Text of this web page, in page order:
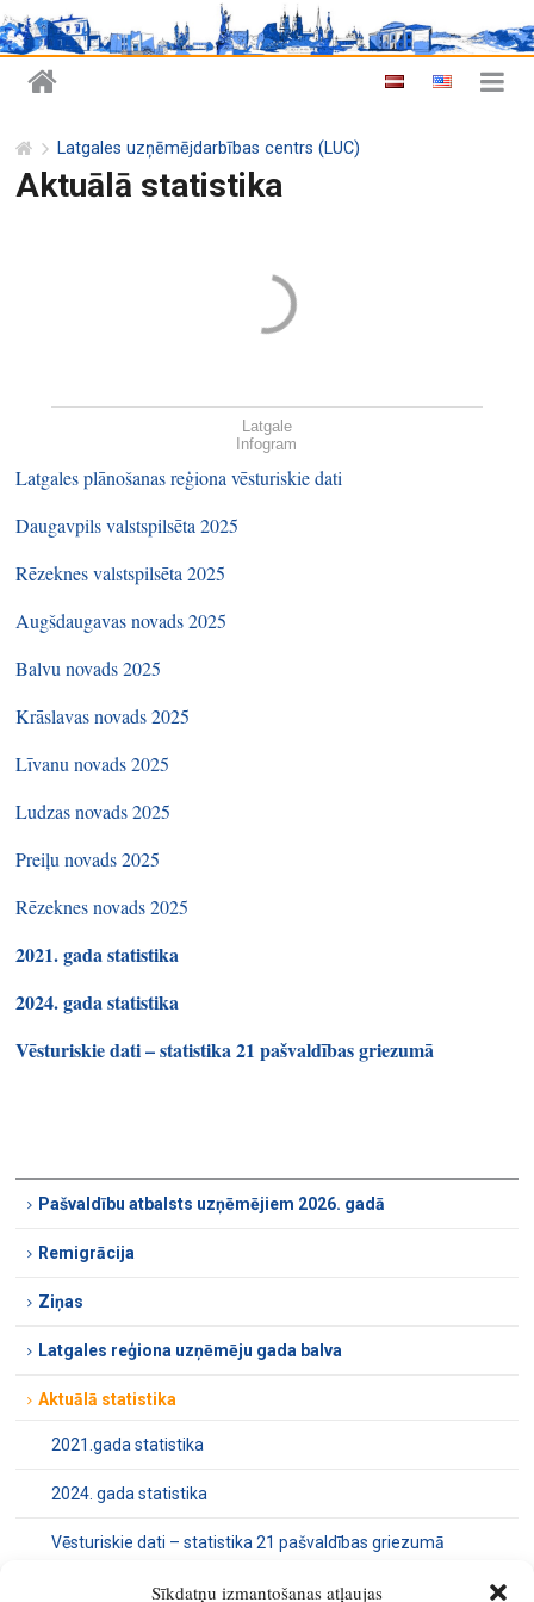
Sīkdatņu izmantošanas atļaujas
Latgales uzņēmējdarbības centrs (LUC)
Aktuālā statistika
Latgale
Infogram
Latgales plānošanas reģiona vēsturiskie dati
Daugavpils valstspilsēta 2025
Rēzeknes valstspilsēta 2025
Augšdaugavas novads 2025
Balvu novads 2025
Krāslavas novads 2025
Līvanu novads 2025
Ludzas novads 2025
Preiļu novads 2025
Rēzeknes novads 2025
2021. gada statistika
2024. gada statistika
Vēsturiskie dati – statistika 21 pašvaldības griezumā
Pašvaldību atbalsts uzņēmējiem 2026. gadā
Remigrācija
Ziņas
Latgales reģiona uzņēmēju gada balva
Aktuālā statistika
2021.gada statistika
2024. gada statistika
Vēsturiskie dati – statistika 21 pašvaldības griezumā
Materiāli uzņēmējiem